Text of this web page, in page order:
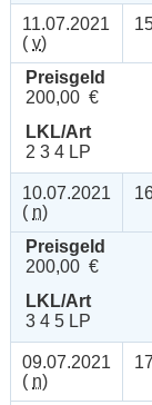
11.07.2021
( v)
Preisgeld
200,00 €
LKL/Art
2 3 4 LP
10.07.2021
( n)
Preisgeld
200,00 €
LKL/Art
3 4 5 LP
09.07.2021
( n)